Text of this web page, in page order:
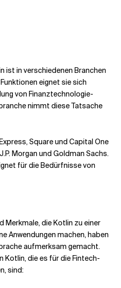
ist in verschiedenen Branchen
eignet sie sich
von Finanztechnologie-
nimmt diese Tatsache
Square und Capital One
Morgan und Goldman Sachs.
für die Bedürfnisse von
Merkmale, die Kotlin zu einer
Anwendungen machen, haben
aufmerksam gemacht.
Kotlin, die es für die Fintech-
sind: